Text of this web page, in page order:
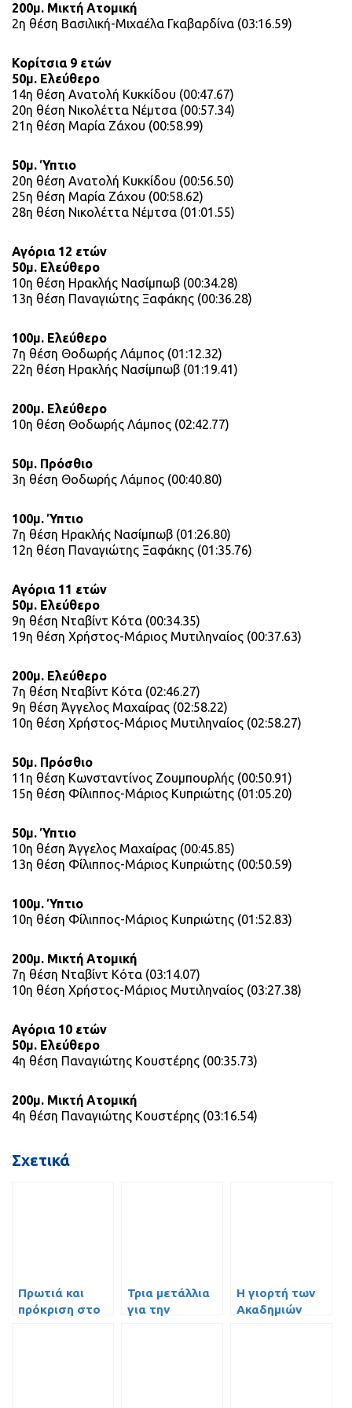
200μ. Μικτή Ατομική
2η θέση Βασιλική-Μιχαέλα Γκαβαρδίνα (03:16.59)
Κορίτσια 9 ετών
50μ. Ελεύθερο
14η θέση Ανατολή Κυκκίδου (00:47.67)
20η θέση Νικολέττα Νέμτσα (00:57.34)
21η θέση Μαρία Ζάχου (00:58.99)
50μ. Ύπτιο
20η θέση Ανατολή Κυκκίδου (00:56.50)
25η θέση Μαρία Ζάχου (00:58.62)
28η θέση Νικολέττα Νέμτσα (01:01.55)
Αγόρια 12 ετών
50μ. Ελεύθερο
10η θέση Ηρακλής Νασίμπωβ (00:34.28)
13η θέση Παναγιώτης Ξαφάκης (00:36.28)
100μ. Ελεύθερο
7η θέση Θοδωρής Λάμπος (01:12.32)
22η θέση Ηρακλής Νασίμπωβ (01:19.41)
200μ. Ελεύθερο
10η θέση Θοδωρής Λάμπος (02:42.77)
50μ. Πρόσθιο
3η θέση Θοδωρής Λάμπος (00:40.80)
100μ. Ύπτιο
7η θέση Ηρακλής Νασίμπωβ (01:26.80)
12η θέση Παναγιώτης Ξαφάκης (01:35.76)
Αγόρια 11 ετών
50μ. Ελεύθερο
9η θέση Νταβίντ Κότα (00:34.35)
19η θέση Χρήστος-Μάριος Μυτιληναίος (00:37.63)
200μ. Ελεύθερο
7η θέση Νταβίντ Κότα (02:46.27)
9η θέση Άγγελος Μαχαίρας (02:58.22)
10η θέση Χρήστος-Μάριος Μυτιληναίος (02:58.27)
50μ. Πρόσθιο
11η θέση Κωνσταντίνος Ζουμπουρλής (00:50.91)
15η θέση Φίλιππος-Μάριος Κυπριώτης (01:05.20)
50μ. Ύπτιο
10η θέση Άγγελος Μαχαίρας (00:45.85)
13η θέση Φίλιππος-Μάριος Κυπριώτης (00:50.59)
100μ. Ύπτιο
10η θέση Φίλιππος-Μάριος Κυπριώτης (01:52.83)
200μ. Μικτή Ατομική
7η θέση Νταβίντ Κότα (03:14.07)
10η θέση Χρήστος-Μάριος Μυτιληναίος (03:27.38)
Αγόρια 10 ετών
50μ. Ελεύθερο
4η θέση Παναγιώτης Κουστέρης (00:35.73)
200μ. Μικτή Ατομική
4η θέση Παναγιώτης Κουστέρης (03:16.54)
Σχετικά
Πρωτιά και
πρόκριση στο
Τρια μετάλλια
για την
Η γιορτή των
Ακαδημιών